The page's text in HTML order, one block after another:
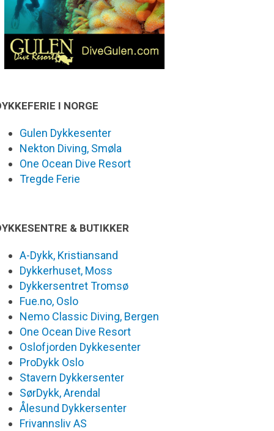
I NORGE
Gulen Dykkesenter
Nekton Diving, Smøla
One Ocean Dive Resort
Tregde Ferie
& BUTIKKER
A-Dykk, Kristiansand
Dykkerhuset, Moss
Dykkersentret Tromsø
Fue.no, Oslo
Nemo Classic Diving, Bergen
One Ocean Dive Resort
Oslofjorden Dykkesenter
ProDykk Oslo
Stavern Dykkersenter
SørDykk, Arendal
Ålesund Dykkersenter
Frivannsliv AS